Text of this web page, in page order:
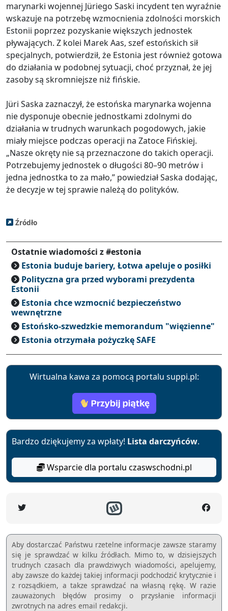
marynarki wojennej Jüriego Saski incydent ten wyraźnie
wskazuje na potrzebę wzmocnienia zdolności morskich
Estonii poprzez pozyskanie większych jednostek
pływających. Z kolei Marek Aas, szef estońskich sił
specjalnych, potwierdził, że Estonia jest również gotowa
do działania w podobnej sytuacji, choć przyznał, że jej
zasoby są skromniejsze niż fińskie.
Jüri Saska zaznaczył, że estońska marynarka wojenna
nie dysponuje obecnie jednostkami zdolnymi do
działania w trudnych warunkach pogodowych, jakie
miały miejsce podczas operacji na Zatoce Fińskiej.
„Nasze okręty nie są przeznaczone do takich operacji.
Potrzebujemy jednostek o długości 80–90 metrów i
jedna jednostka to za mało,” powiedział Saska dodając,
że decyzje w tej sprawie należą do polityków.
Źródło
Ostatnie wiadomości z #estonia
Estonia buduje bariery, Łotwa apeluje o posiłki
Polityczna gra przed wyborami prezydenta
Estonii
Estonia chce wzmocnić bezpieczeństwo
wewnętrzne
Estońsko-szwedzkie memorandum "więzienne"
Estonia otrzymała pożyczkę SAFE
Wirtualna kawa za pomocą portalu suppi.pl:
Bardzo dziękujemy za wpłaty! Lista darczyńców.
Wsparcie dla portalu czaswschodni.pl
Aby dostarczać Państwu rzetelne informacje zawsze staramy
się je sprawdzać w kilku źródłach. Mimo to, w dzisiejszych
trudnych czasach dla prawdziwych wiadomości, apelujemy,
aby zawsze do każdej takiej informacji podchodzić krytycznie i
z rozsądkiem, a takze sprawdzać na własną rękę. W razie
zauważonych błędów prosimy o przysłanie informacji
zwrotnych na adres email redakcji.